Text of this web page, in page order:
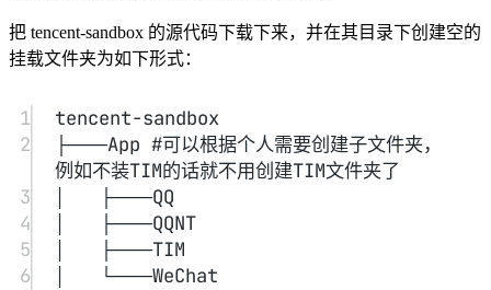
26
CD /D "%~dp0"
27
with admin privileges
29
echo .
cls
31
Title Sandbox
32
33
pushd "%~dp0"
34
CreateObject^("Shell.Application"^ )
> "%temp%\getadmin.vbs"
"", "runas", 1
"%temp%\getadmin.vbs"
18
echo Running
"%temp%\getadmin.vbs"
19
timeout /T 2
20
"%temp%\getadmin.vbs"
把 tencent-sandbox 的源代码下载下来，并在其目录下创建空的
挂载文件夹为如下形式：
1
tencent-sandbox
2
├───App #可以根据个人需要创建子文件夹，
例如不装TIM的话就不用创建TIM文件夹了
3
│   ├───QQ
4
│   ├───QQNT
5
│   ├───TIM
6
│   └───WeChat